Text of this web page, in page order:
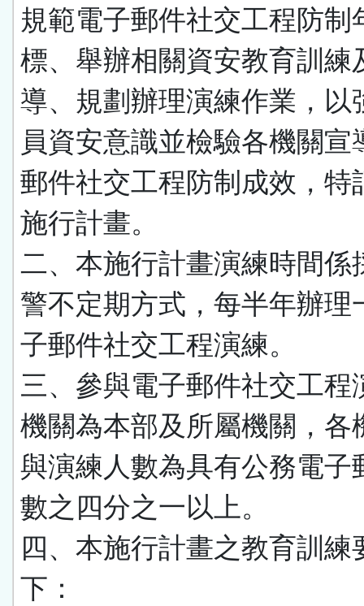
規範電子郵件社交工程防制
標、舉辦相關資安教育訓練
導、規劃辦理演練作業，以
員資安意識並檢驗各機關宣
郵件社交工程防制成效，特
施行計畫。
二、本施行計畫演練時間係
警不定期方式，每半年辦理
子郵件社交工程演練。
三、參與電子郵件社交工程
機關為本部及所屬機關，各
與演練人數為具有公務電子
數之四分之一以上。
四、本施行計畫之教育訓練
下：